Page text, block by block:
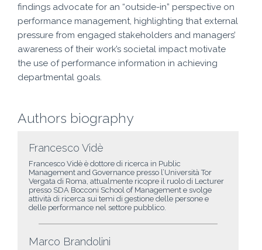
findings advocate for an “outside-in” perspective on
performance management, highlighting that external
pressure from engaged stakeholders and managers’
awareness of their work’s societal impact motivate
the use of performance information in achieving
departmental goals.
Authors biography
Francesco Vidè
Francesco Vidè è dottore di ricerca in Public
Management and Governance presso l’Università Tor
Vergata di Roma, attualmente ricopre il ruolo di Lecturer
presso SDA Bocconi School of Management e svolge
attività di ricerca sui temi di gestione delle persone e
delle performance nel settore pubblico.
Marco Brandolini